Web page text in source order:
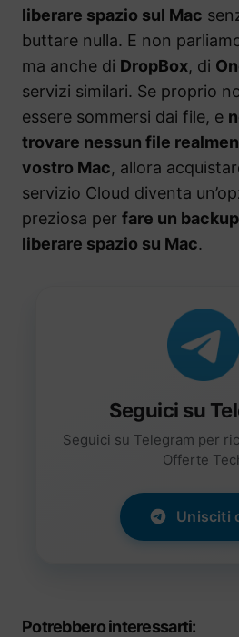
liberare spazio sul Mac
buttare nulla. E non
ma anche di DropBox, di
servizi similari. Se proprio
essere sommersi dai file, e
trovare nessun file
vostro Mac, allora
servizio Cloud diventa
preziosa per fare un
liberare spazio su Mac.
Seguici su
Seguici su Telegram per
Offerte
Unisciti
Potrebbero interessarti: